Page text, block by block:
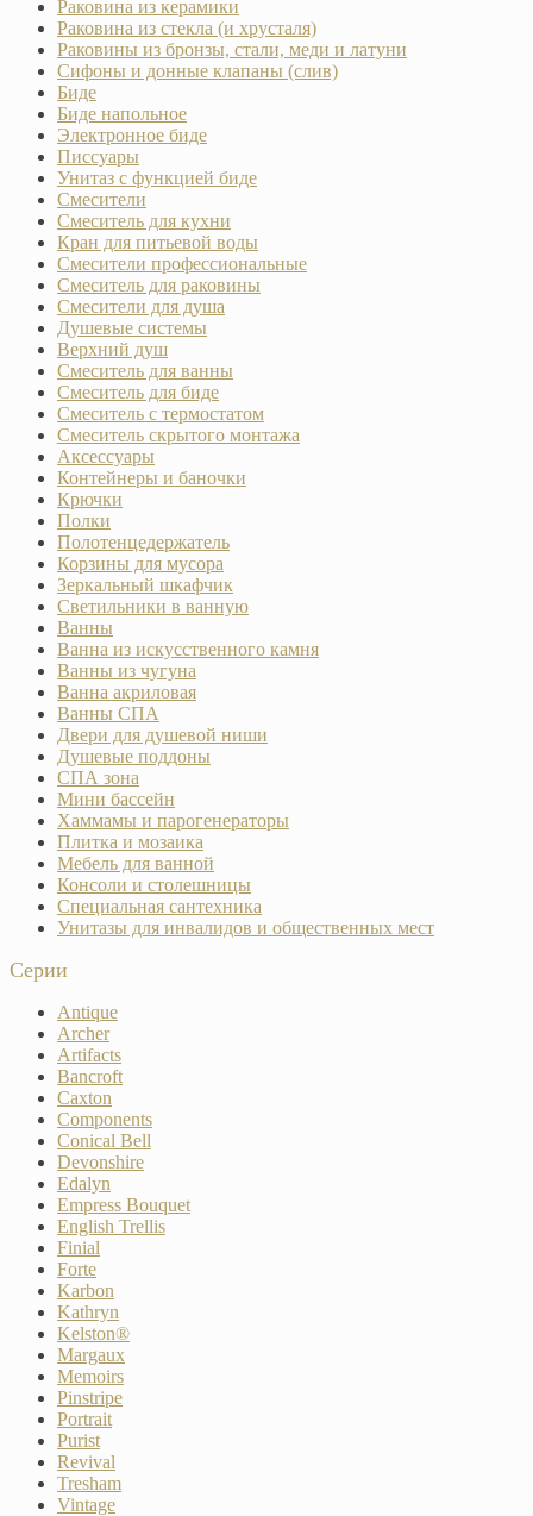
Раковина из керамики
Раковина из стекла (и хрусталя)
Раковины из бронзы, стали, меди и латуни
Сифоны и донные клапаны (слив)
Биде
Биде напольное
Электронное биде
Писсуары
Унитаз с функцией биде
Смесители
Смеситель для кухни
Кран для питьевой воды
Смесители профессиональные
Смеситель для раковины
Смесители для душа
Душевые системы
Верхний душ
Смеситель для ванны
Смеситель для биде
Смеситель с термостатом
Смеситель скрытого монтажа
Аксессуары
Контейнеры и баночки
Крючки
Полки
Полотенцедержатель
Корзины для мусора
Зеркальный шкафчик
Светильники в ванную
Ванны
Ванна из искусственного камня
Ванны из чугуна
Ванна акриловая
Ванны СПА
Двери для душевой ниши
Душевые поддоны
СПА зона
Мини бассейн
Хаммамы и парогенераторы
Плитка и мозаика
Мебель для ванной
Консоли и столешницы
Специальная сантехника
Унитазы для инвалидов и общественных мест
Серии
Antique
Archer
Artifacts
Bancroft
Caxton
Components
Conical Bell
Devonshire
Edalyn
Empress Bouquet
English Trellis
Finial
Forte
Karbon
Kathryn
Kelston®
Margaux
Memoirs
Pinstripe
Portrait
Purist
Revival
Tresham
Vintage